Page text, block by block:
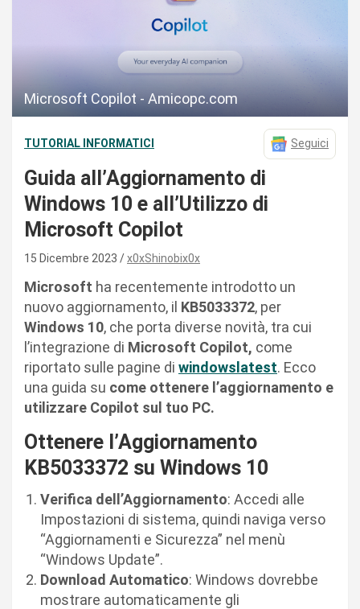
Microsoft Copilot - Amicopc.com
TUTORIAL INFORMATICI Seguici
Guida all’Aggiornamento di
Windows 10 e all’Utilizzo di
Microsoft Copilot
15 Dicembre 2023 x0xShinobix0x
Microsoft ha recentemente introdotto un
nuovo aggiornamento, il KB5033372, per
Windows 10, che porta diverse novità, tra cui
l’integrazione di Microsoft Copilot, come
riportato sulle pagine di windowslatest. Ecco
una guida su come ottenere l’aggiornamento e
utilizzare Copilot sul tuo PC.
Ottenere l’Aggiornamento
KB5033372 su Windows 10
Verifica dell’Aggiornamento: Accedi alle
Impostazioni di sistema, quindi naviga verso
“Aggiornamenti e Sicurezza” nel menù
“Windows Update”.
Download Automatico: Windows dovrebbe
mostrare automaticamente gli